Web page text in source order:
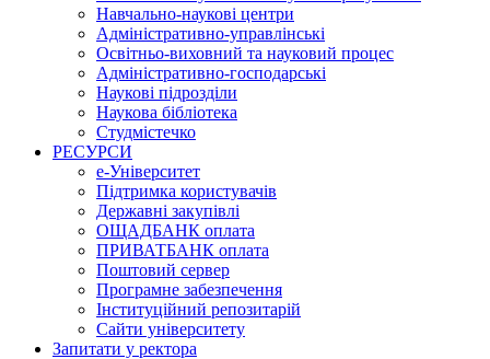
Навчально-наукові центри
Адміністративно-управлінські
Освітньо-виховний та науковий процес
Адміністративно-господарські
Наукові підрозділи
Наукова бібліотека
Студмістечко
РЕСУРСИ
е-Університет
Підтримка користувачів
Державні закупівлі
ОЩАДБАНК оплата
ПРИВАТБАНК оплата
Поштовий сервер
Програмне забезпечення
Інституційний репозитарій
Сайти університету
Запитати у ректора